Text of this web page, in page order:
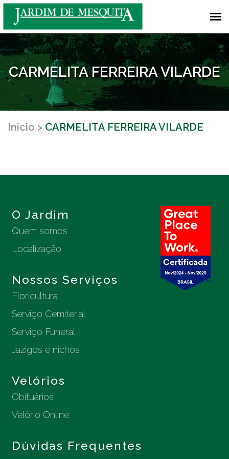
CARMELITA FERREIRA VILARDE
Inicio CARMELITA FERREIRA VILARDE
O Jardim
Quem somos
Localização
Nossos Serviços
Floricultura
Serviço Cemiterial
Serviço Funeral
Jazigos e nichos
Velórios
Obituários
Velório Online
Dúvidas Frequentes